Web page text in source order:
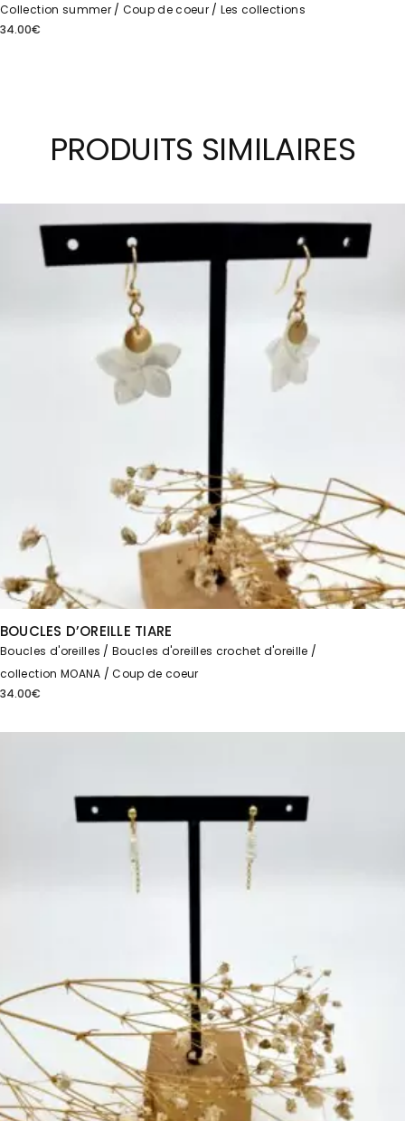
Collection summer
Coup de coeur
Les collections
34.00€
PRODUITS SIMILAIRES
BOUCLES D’OREILLE TIARE
Boucles d'oreilles
Boucles d'oreilles crochet d'oreille
collection MOANA
Coup de coeur
34.00€